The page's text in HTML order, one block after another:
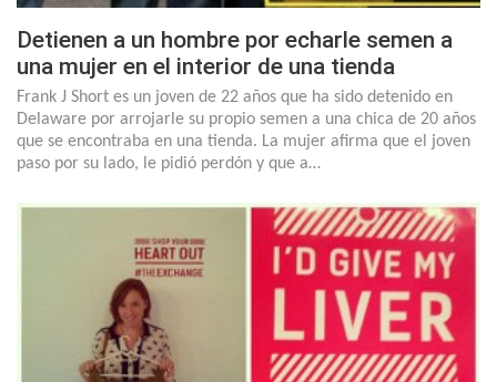
Detienen a un hombre por echarle semen a
una mujer en el interior de una tienda
Frank J Short es un joven de 22 años que ha sido detenido en
Delaware por arrojarle su propio semen a una chica de 20 años
que se encontraba en una tienda. La mujer afirma que el joven
paso por su lado, le pidió perdón y que a…